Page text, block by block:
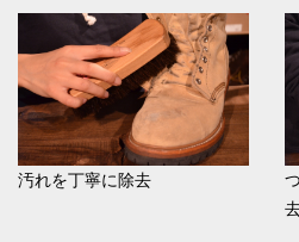
汚れを丁寧に除去